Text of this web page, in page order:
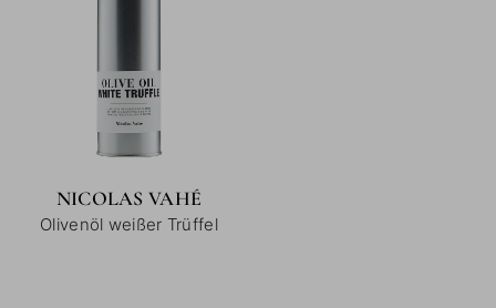
NICOLAS VAHÉ
Olivenöl weißer Trüffel